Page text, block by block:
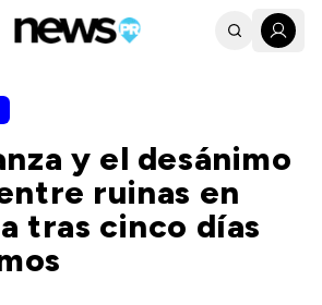
y el desánimo
ruinas en
tras cinco días